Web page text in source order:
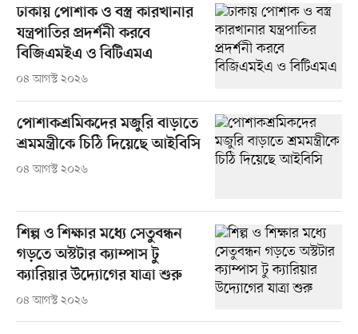
ঢাকায় পোশাক ও বস্ত্র কারখানার
যন্ত্রপাতির প্রদর্শনী করবে
বিজিএমইএ ও বিটিএমএ
০৪ আগস্ট ২০২৬
পোশাকশ্রমিকদের মজুরি বাড়াতে
শ্রমমন্ত্রীকে চিঠি দিয়েছে আইবিসি
০৪ আগস্ট ২০২৬
শিল্প ও শিক্ষার মধ্যে সেতুবন্ধন
গড়তে অস্টটার ক্যাম্পাস টু
ক্যারিয়ার উদ্যোগের যাত্রা শুরু
০৪ আগস্ট ২০২৬